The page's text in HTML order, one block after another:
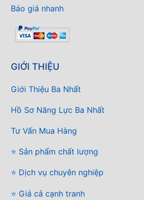
Báo giá nhanh
GIỚI THIỆU
Giới Thiệu Ba Nhất
Hồ Sơ Năng Lực Ba Nhất
Tư Vấn Mua Hàng
⭐ Sản phẩm chất lượng
⭐ Dịch vụ chuyên nghiệp
⭐ Giá cả cạnh tranh